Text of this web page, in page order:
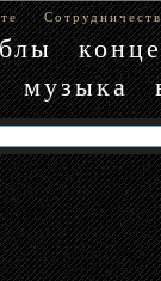
музыка